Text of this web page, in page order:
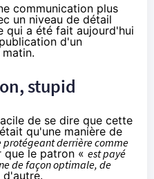
communication plus
un niveau de détail
qui a été fait aujourd'hui
d'un
stupid
de se dire que cette
qu'une manière de
protégeant derrière comme
que le patron « est payé
de façon optimale, de
d'autre.